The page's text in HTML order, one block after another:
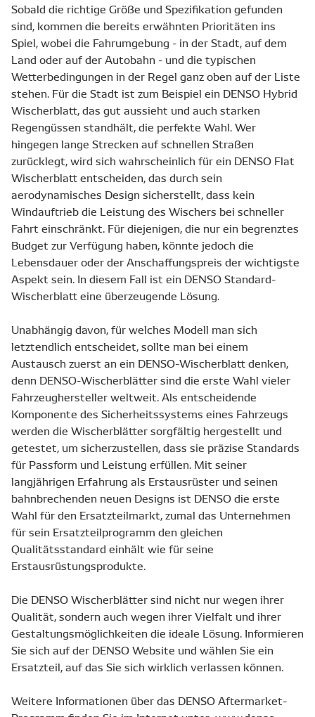
Sobald die richtige Größe und Spezifikation gefunden
sind, kommen die bereits erwähnten Prioritäten ins
Spiel, wobei die Fahrumgebung - in der Stadt, auf dem
Land oder auf der Autobahn - und die typischen
Wetterbedingungen in der Regel ganz oben auf der Liste
stehen. Für die Stadt ist zum Beispiel ein DENSO Hybrid
Wischerblatt, das gut aussieht und auch starken
Regengüssen standhält, die perfekte Wahl. Wer
hingegen lange Strecken auf schnellen Straßen
zurücklegt, wird sich wahrscheinlich für ein DENSO Flat
Wischerblatt entscheiden, das durch sein
aerodynamisches Design sicherstellt, dass kein
Windauftrieb die Leistung des Wischers bei schneller
Fahrt einschränkt. Für diejenigen, die nur ein begrenztes
Budget zur Verfügung haben, könnte jedoch die
Lebensdauer oder der Anschaffungspreis der wichtigste
Aspekt sein. In diesem Fall ist ein DENSO Standard-
Wischerblatt eine überzeugende Lösung.
Unabhängig davon, für welches Modell man sich
letztendlich entscheidet, sollte man bei einem
Austausch zuerst an ein DENSO-Wischerblatt denken,
denn DENSO-Wischerblätter sind die erste Wahl vieler
Fahrzeughersteller weltweit. Als entscheidende
Komponente des Sicherheitssystems eines Fahrzeugs
werden die Wischerblätter sorgfältig hergestellt und
getestet, um sicherzustellen, dass sie präzise Standards
für Passform und Leistung erfüllen. Mit seiner
langjährigen Erfahrung als Erstausrüster und seinen
bahnbrechenden neuen Designs ist DENSO die erste
Wahl für den Ersatzteilmarkt, zumal das Unternehmen
für sein Ersatzteilprogramm den gleichen
Qualitätsstandard einhält wie für seine
Erstausrüstungsprodukte.
Die DENSO Wischerblätter sind nicht nur wegen ihrer
Qualität, sondern auch wegen ihrer Vielfalt und ihrer
Gestaltungsmöglichkeiten die ideale Lösung. Informieren
Sie sich auf der DENSO Website und wählen Sie ein
Ersatzteil, auf das Sie sich wirklich verlassen können.
Weitere Informationen über das DENSO Aftermarket-